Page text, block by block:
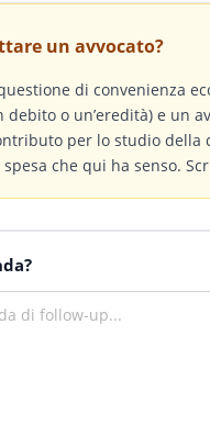
un avvocato?
di convenienza
o un’eredità) e un
per lo studio della
che qui ha senso.